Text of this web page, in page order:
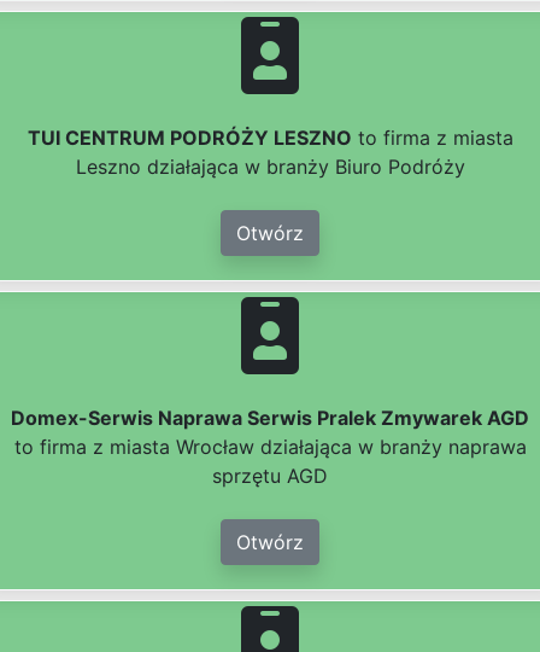
TUI CENTRUM PODRÓŻY LESZNO to firma z miasta
Leszno działająca w branży Biuro Podróży
Otwórz
Domex-Serwis Naprawa Serwis Pralek Zmywarek AGD
to firma z miasta Wrocław działająca w branży naprawa
sprzętu AGD
Otwórz